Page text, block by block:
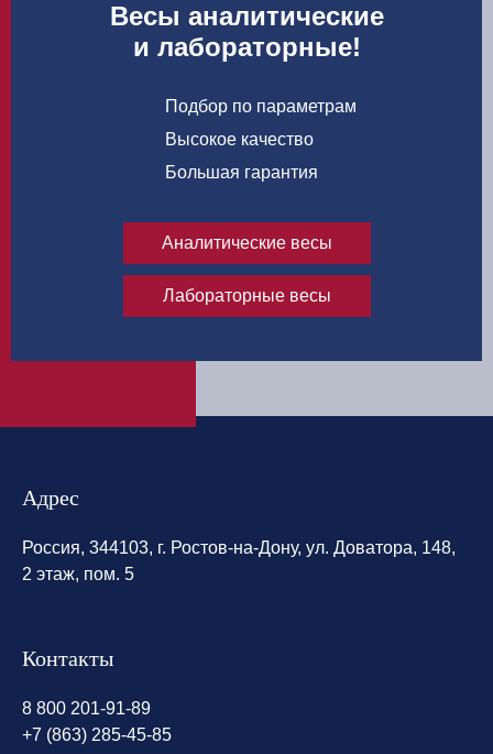
Весы аналитические
и лабораторные!
Подбор по параметрам
Высокое качество
Большая гарантия
Аналитические весы
Лабораторные весы
Адрес
Россия, 344103, г. Ростов-на-Дону, ул. Доватора, 148,
2 этаж, пом. 5
Контакты
8 800 201-91-89
+7 (863) 285-45-85